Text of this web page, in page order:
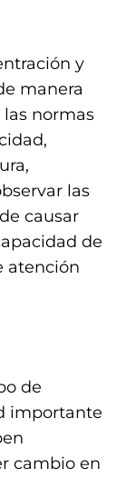
y
manera
normas
las
causar
de
atención
de
importante
cambio en